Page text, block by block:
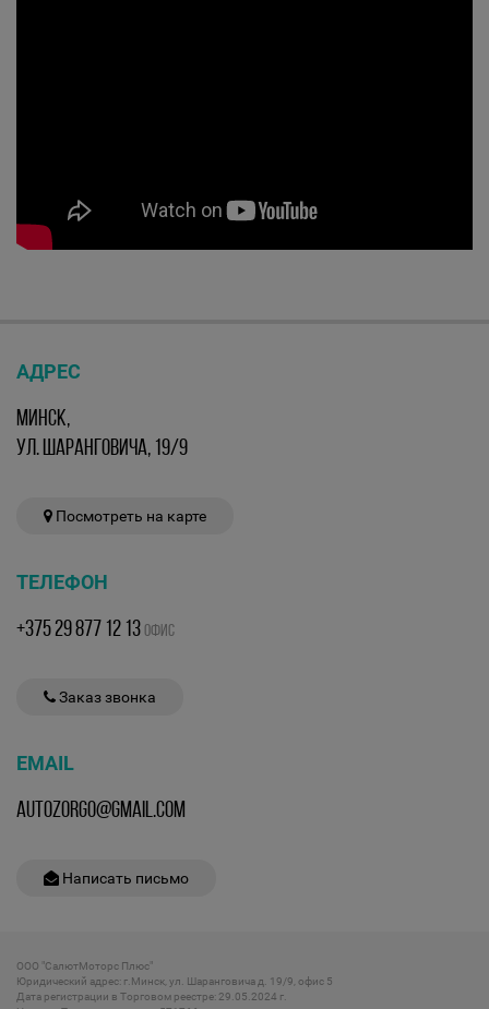
АДРЕС
МИНСК,
УЛ. ШАРАНГОВИЧА, 19/9
Посмотреть на карте
ТЕЛЕФОН
+375 29 877 12 13 ОФИС
Заказ звонка
EMAIL
AUTOZORGO@GMAIL.COM
Написать письмо
ООО "СалютМоторс Плюс"
Юридический адрес: г.Минск, ул. Шаранговича д. 19/9, офис 5
Дата регистрации в Торговом реестре: 29.05.2024 г.